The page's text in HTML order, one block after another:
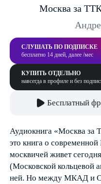
Москва за
СЛУШАТЬ ПО ПОДПИСКЕ
бесплатно 14 дней, далее /мес
КУПИТЬ ОТДЕЛЬНО
навсегда в профиле и без
Бесплатный
Аудиокнига «Москва за
это книга о
москвичей живет
(Московской кольцевой
ней. Но между МКАД и